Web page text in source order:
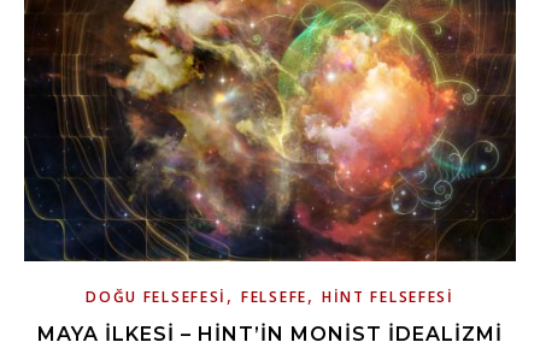
DOĞU FELSEFESI ,FELSEFE, HINT FELSEFESI
MAYA İLKESI – HINT’IN MONIST İDEALIZMI